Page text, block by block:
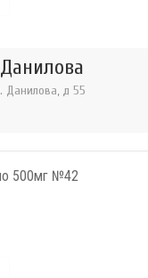
Данилова, д 55
500мг №42